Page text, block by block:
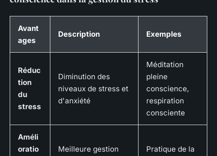
Avant
ages
Description Exemples
Réduc
tion
du
stress
Diminution des
niveaux de stress et
d'anxiété
Méditation
pleine
conscience,
respiration
consciente
Améli
oratio
Meilleure gestion
Pratique de la